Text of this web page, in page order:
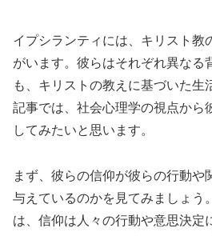
イプシランティには、キリスト教
がいます。彼らはそれぞれ異なる
も、キリストの教えに基づいた生
記事では、社会心理学の視点から
してみたいと思います。
まず、彼らの信仰が彼らの行動や
与えているのかを見てみましょう
は、信仰は人々の行動や意思決定